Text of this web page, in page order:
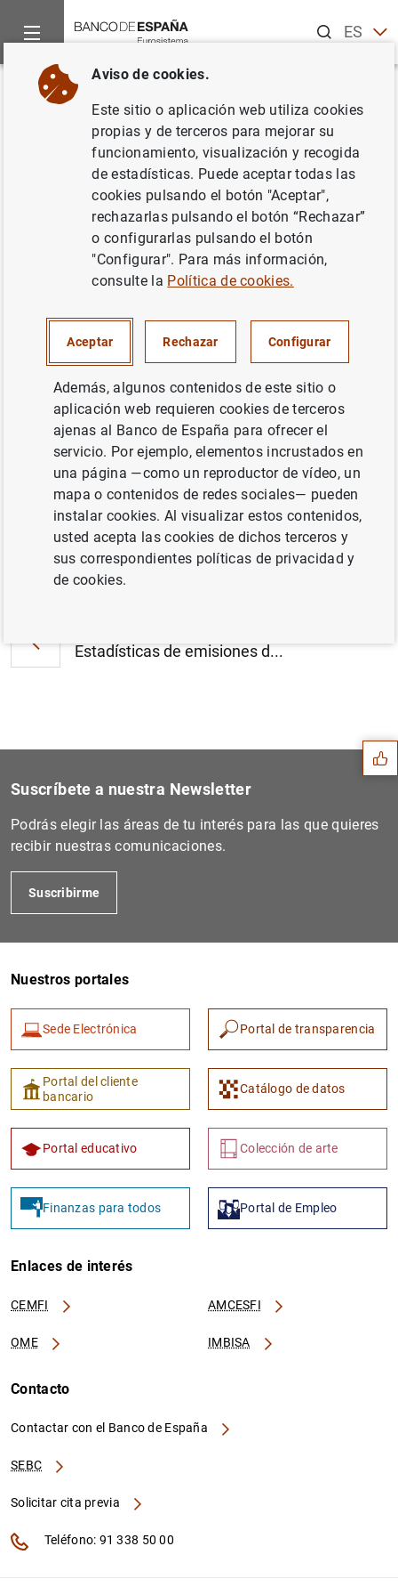
ESEN
Inicio Noticias y eventos
Volver
Estado financiero consolidado
del Eurosistema a 8 de octubre
de 2010
POLÍTICA MONETARIA
Estado financiero consolidado del
Eurosistema a 8 de octubre de 2010 (124
KB
Estadísticas de emisiones d...
Siguiente
Nuevas disposiciones para e...
Sugerencias
1 2
Suscríbete a nuestra Newsletter
Podrás elegir las áreas de tu interés para las que quieres
recibir nuestras comunicaciones.
Suscribirme
Nuestros portales
Sede Electrónica Portal de transparencia
Portal del cliente
bancario
Catálogo de datos
Portal educativo Colección de arte
Finanzas para todos Portal de Empleo
Enlaces de interés
CEMFI AMCESFI
OME IMBISA
Contacto
Contactar con el Banco de España
SEBC
Solicitar cita previa
Teléfono: 91 338 50 00
Aviso de cookies.
Este sitio o aplicación web utiliza cookies
propias y de terceros para mejorar su
funcionamiento, visualización y recogida
de estadísticas. Puede aceptar todas las
cookies pulsando el botón "Aceptar",
rechazarlas pulsando el botón “Rechazar”
o configurarlas pulsando el botón
"Configurar". Para más información,
consulte la Política de cookies.
Aceptar Rechazar Configurar
Además, algunos contenidos de este sitio o
aplicación web requieren cookies de terceros
ajenas al Banco de España para ofrecer el
servicio. Por ejemplo, elementos incrustados en
una página —como un reproductor de vídeo, un
mapa o contenidos de redes sociales— pueden
instalar cookies. Al visualizar estos contenidos,
usted acepta las cookies de dichos terceros y
sus correspondientes políticas de privacidad y
de cookies.